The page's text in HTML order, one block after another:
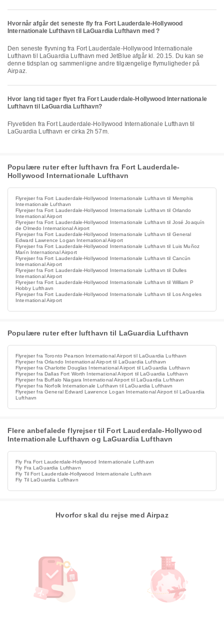
Hvornår afgår det seneste fly fra Fort Lauderdale-Hollywood
Internationale Lufthavn til LaGuardia Lufthavn med ?
Den seneste flyvning fra Fort Lauderdale-Hollywood Internationale
Lufthavn til LaGuardia Lufthavn med JetBlue afgår kl. 20.15. Du kan se
denne tidsplan og sammenligne andre tilgængelige flymuligheder på
Airpaz.
Hvor lang tid tager flyet fra Fort Lauderdale-Hollywood Internationale
Lufthavn til LaGuardia Lufthavn?
Flyvetiden fra Fort Lauderdale-Hollywood Internationale Lufthavn til
LaGuardia Lufthavn er cirka 2h 57m.
Populære ruter efter lufthavn fra Fort Lauderdale-
Hollywood Internationale Lufthavn
Flyrejser fra Fort Lauderdale-Hollywood Internationale Lufthavn til Memphis
Internationale Lufthavn
Flyrejser fra Fort Lauderdale-Hollywood Internationale Lufthavn til Orlando
International Airport
Flyrejser fra Fort Lauderdale-Hollywood Internationale Lufthavn til José Joaquín
de Olmedo International Airport
Flyrejser fra Fort Lauderdale-Hollywood Internationale Lufthavn til General
Edward Lawrence Logan International Airport
Flyrejser fra Fort Lauderdale-Hollywood Internationale Lufthavn til Luis Muñoz
Marín International Airport
Flyrejser fra Fort Lauderdale-Hollywood Internationale Lufthavn til Cancún
International Airport
Flyrejser fra Fort Lauderdale-Hollywood Internationale Lufthavn til Dulles
International Airport
Flyrejser fra Fort Lauderdale-Hollywood Internationale Lufthavn til William P
Hobby Lufthavn
Flyrejser fra Fort Lauderdale-Hollywood Internationale Lufthavn til Los Angeles
International Airport
Populære ruter efter lufthavn til LaGuardia Lufthavn
Flyrejser fra Toronto Pearson International Airport til LaGuardia Lufthavn
Flyrejser fra Orlando International Airport til LaGuardia Lufthavn
Flyrejser fra Charlotte Douglas International Airport til LaGuardia Lufthavn
Flyrejser fra Dallas Fort Worth International Airport til LaGuardia Lufthavn
Flyrejser fra Buffalo Niagara International Airport til LaGuardia Lufthavn
Flyrejser fra Norfolk Internationale Lufthavn til LaGuardia Lufthavn
Flyrejser fra General Edward Lawrence Logan International Airport til LaGuardia
Lufthavn
Flere anbefalede flyrejser til Fort Lauderdale-Hollywood
Internationale Lufthavn og LaGuardia Lufthavn
Fly Fra Fort Lauderdale-Hollywood Internationale Lufthavn
Fly Fra LaGuardia Lufthavn
Fly Til Fort Lauderdale-Hollywood Internationale Lufthavn
Fly Til LaGuardia Lufthavn
Hvorfor skal du rejse med Airpaz